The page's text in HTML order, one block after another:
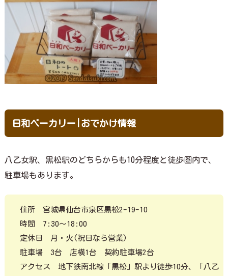
日和ベーカリー|おでかけ情報
八乙女駅、黒松駅のどちらからも10分程度と徒歩圏内で、
駐車場もあります。
住所 宮城県仙台市泉区黒松2-19-10
時間 7:30～18:00
定休日 月・火(祝日なら営業)
駐車場 3台 店横1台 契約駐車場2台
アクセス 地下鉄南北線「黒松」駅より徒歩10分、「八乙